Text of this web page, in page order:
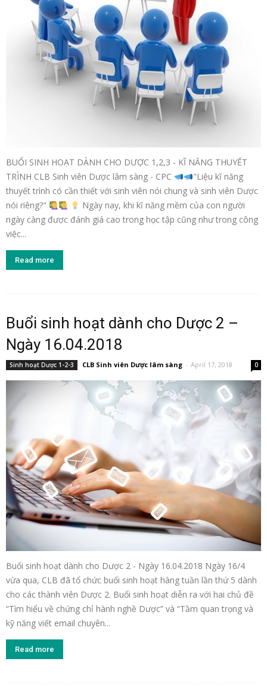
BUỔI SINH HOẠT DÀNH CHO DƯỢC 1,2,3 - KĨ NĂNG THUYẾT
TRÌNH CLB Sinh viên Dược lâm sàng - CPC
"Liệu kĩ năng
thuyết trình có cần thiết với sinh viên nói chung và sinh viên Dược
nói riêng?"
Ngày nay, khi kĩ năng mềm của con người
ngày càng được đánh giá cao trong học tập cũng như trong công
việc...
Read more
Buổi sinh hoạt dành cho Dược 2 –
Ngày 16.04.2018
Sinh hoạt Dược 1-2-3 CLB Sinh viên Dược lâm sàng - April 17, 2018 0
Buổi sinh hoạt dành cho Dược 2 - Ngày 16.04.2018 Ngày 16/4
vừa qua, CLB đã tổ chức buổi sinh hoạt hàng tuần lần thứ 5 dành
cho các thành viên Dược 2. Buổi sinh hoạt diễn ra với hai chủ đề
“Tìm hiểu về chứng chỉ hành nghề Dược” và “Tầm quan trọng và
kỹ năng viết email chuyên...
Read more